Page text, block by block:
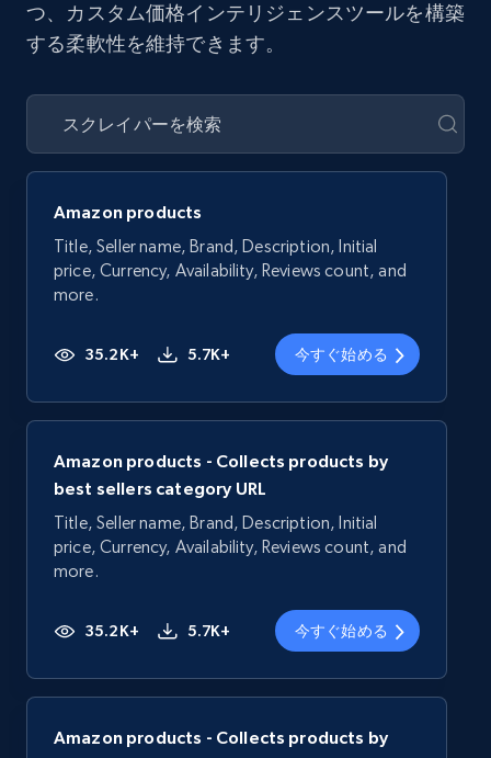
つ、カスタム価格インテリジェンスツールを構築
する柔軟性を維持できます。
Amazon products
Title, Seller name, Brand, Description, Initial
price, Currency, Availability, Reviews count, and
more.
35.2K+ 5.7K+ 今すぐ始める
Amazon products - Collects products by
best sellers category URL
Title, Seller name, Brand, Description, Initial
price, Currency, Availability, Reviews count, and
more.
35.2K+ 5.7K+ 今すぐ始める
Amazon products - Collects products by